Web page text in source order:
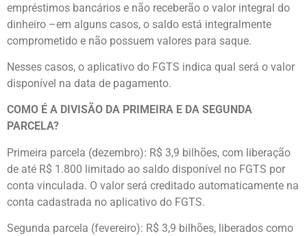
empréstimos bancários e não receberão o valor integral do
dinheiro –em alguns casos, o saldo está integralmente
comprometido e não possuem valores para saque.
Nesses casos, o aplicativo do FGTS indica qual será o valor
disponível na data de pagamento.
COMO É A DIVISÃO DA PRIMEIRA E DA SEGUNDA
PARCELA?
Primeira parcela (dezembro): R$ 3,9 bilhões, com liberação
de até R$ 1.800 limitado ao saldo disponível no FGTS por
conta vinculada. O valor será creditado automaticamente na
conta cadastrada no aplicativo do FGTS.
Segunda parcela (fevereiro): R$ 3,9 bilhões, liberados como